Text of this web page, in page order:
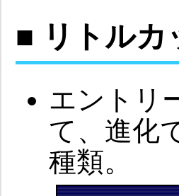
■ リトルカ
エントリ
て、進化
種類。